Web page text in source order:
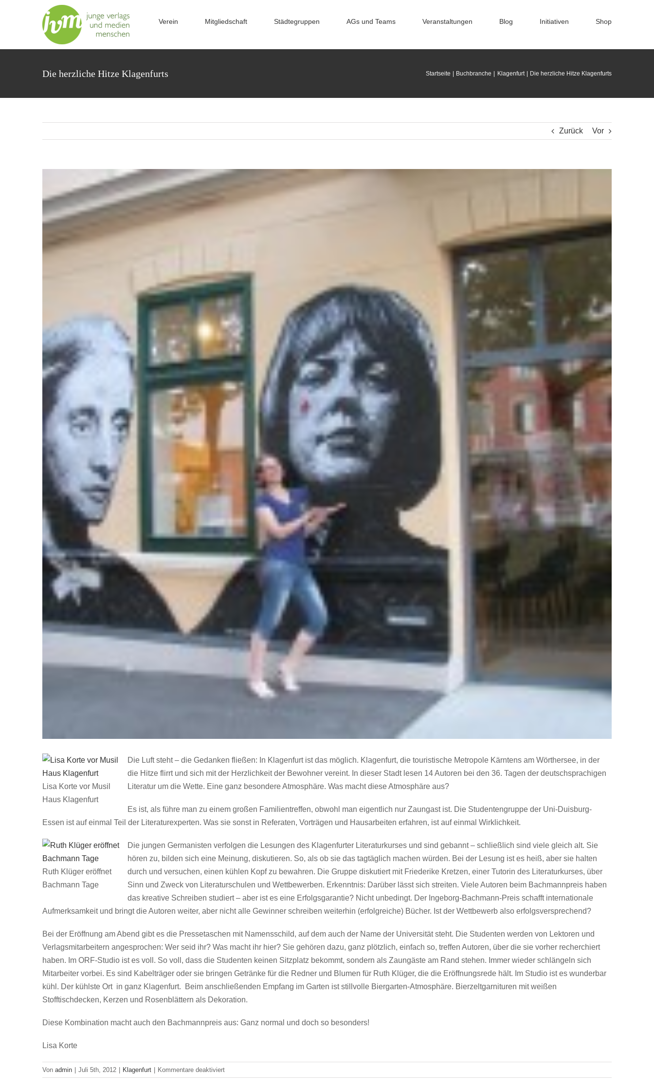
Verein Mitgliedschaft Städtegruppen AGs und Teams Veranstaltungen Blog Initiativen Shop
Die herzliche Hitze Klagenfurts Startseite Buchbranche Klagenfurt Die herzliche Hitze Klagenfurts
Zurück Vor
grösseres
Bild
Lisa Korte vor Musil
Haus Klagenfurt
Die Luft steht – die Gedanken fließen: In Klagenfurt ist das möglich. Klagenfurt, die touristische Metropole Kärntens am Wörthersee, in der
die Hitze flirrt und sich mit der Herzlichkeit der Bewohner vereint. In dieser Stadt lesen 14 Autoren bei den 36. Tagen der deutschsprachigen
Literatur um die Wette. Eine ganz besondere Atmosphäre. Was macht diese Atmosphäre aus?
Es ist, als führe man zu einem großen Familientreffen, obwohl man eigentlich nur Zaungast ist. Die Studentengruppe der Uni-Duisburg-
Essen ist auf einmal Teil der Literaturexperten. Was sie sonst in Referaten, Vorträgen und Hausarbeiten erfahren, ist auf einmal Wirklichkeit.
Ruth Klüger eröffnet
Bachmann Tage
Die jungen Germanisten verfolgen die Lesungen des Klagenfurter Literaturkurses und sind gebannt – schließlich sind viele gleich alt. Sie
hören zu, bilden sich eine Meinung, diskutieren. So, als ob sie das tagtäglich machen würden. Bei der Lesung ist es heiß, aber sie halten
durch und versuchen, einen kühlen Kopf zu bewahren. Die Gruppe diskutiert mit Friederike Kretzen, einer Tutorin des Literaturkurses, über
Sinn und Zweck von Literaturschulen und Wettbewerben. Erkenntnis: Darüber lässt sich streiten. Viele Autoren beim Bachmannpreis haben
das kreative Schreiben studiert – aber ist es eine Erfolgsgarantie? Nicht unbedingt. Der Ingeborg-Bachmann-Preis schafft internationale
Aufmerksamkeit und bringt die Autoren weiter, aber nicht alle Gewinner schreiben weiterhin (erfolgreiche) Bücher. Ist der Wettbewerb also erfolgsversprechend?
Bei der Eröffnung am Abend gibt es die Pressetaschen mit Namensschild, auf dem auch der Name der Universität steht. Die Studenten werden von Lektoren und
Verlagsmitarbeitern angesprochen: Wer seid ihr? Was macht ihr hier? Sie gehören dazu, ganz plötzlich, einfach so, treffen Autoren, über die sie vorher recherchiert
haben. Im ORF-Studio ist es voll. So voll, dass die Studenten keinen Sitzplatz bekommt, sondern als Zaungäste am Rand stehen. Immer wieder schlängeln sich
Mitarbeiter vorbei. Es sind Kabelträger oder sie bringen Getränke für die Redner und Blumen für Ruth Klüger, die die Eröffnungsrede hält. Im Studio ist es wunderbar
kühl. Der kühlste Ort in ganz Klagenfurt. Beim anschließenden Empfang im Garten ist stillvolle Biergarten-Atmosphäre. Bierzeltgarnituren mit weißen
Stofftischdecken, Kerzen und Rosenblättern als Dekoration.
Diese Kombination macht auch den Bachmannpreis aus: Ganz normal und doch so besonders!
Lisa Korte
Von admin Juli 5th, 2012 Klagenfurt Kommentare deaktiviertfür
Die